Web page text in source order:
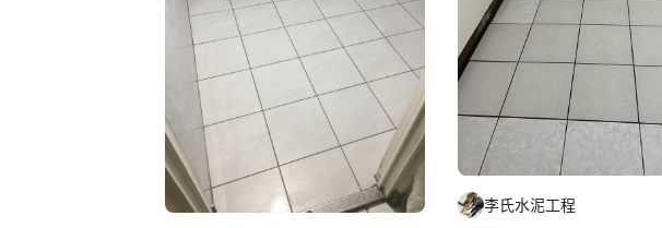
李氏水泥工程